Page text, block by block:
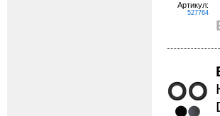
Артикул:
527764